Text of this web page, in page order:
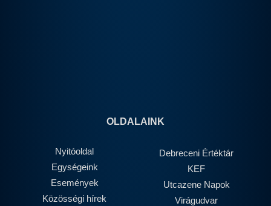
OLDALAINK
Nyitóoldal
Egységeink
Események
Közösségi hírek
Debreceni Értéktár
KEF
Utcazene Napok
Virágudvar